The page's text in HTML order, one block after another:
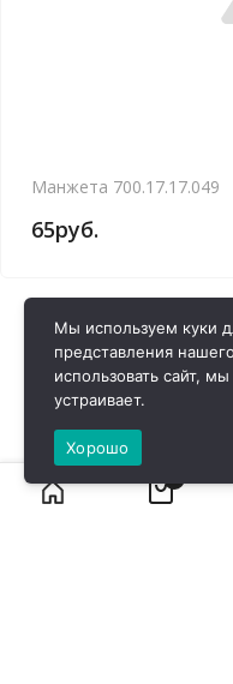
Манжета 700.17.17.049
65руб.
Мы используем куки
представления
использовать сайт,
устраивает.
Хорошо